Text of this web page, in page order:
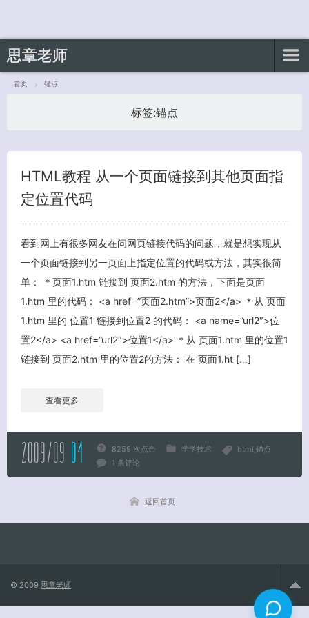
思章老师
首页 锚点
标签:锚点
HTML教程 从一个页面链接到其他页面指
定位置代码
看到网上有很多网友在问网页链接代码的问题，就是想实现从
一个页面链接到另一页面上指定位置的代码或方法，其实很简
单： ＊页面1.htm 链接到 页面2.htm 的方法，下面是页面
1.htm 里的代码： <a href=”页面2.htm”>页面2</a> ＊从 页面
1.htm 里的 位置1 链接到位置2 的代码： <a name=”url2″>位
置2</a> <a href=”url2″>位置1</a> ＊从 页面1.htm 里的位置1
链接到 页面2.htm 里的位置2的方法： 在 页面1.ht […]
查看更多
2009/09 04 8259 次点击 学学技术 html 锚点
1 条评论
返回首页
客服小美
© 2009 思章老师